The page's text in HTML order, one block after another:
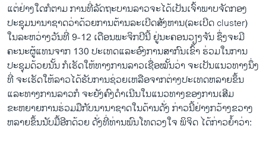
ແຕ່​ຢ່າງ​ໃດ​ກໍ​ຕາມ ການ​ທີ່​ລັດ​ຖະບານ​ລາວ​ຈະ​ໄດ້​ເປັນ​ເຈົ້າພາບ​ຈັດ​ກອງ​
ປະຊຸມ​ນານາ​ຊາດ​ວ່າ​ດ້ວຍ​ການ​ຕ້ານລະ​ເບີດ​ສັງຫານ​(ລະເບີດ cluster)
ໃນ​ລະຫວ່າງ​ວັນ​ທີ່ 9-12 ​ເດືອນ​ພະຈິກ​ປີ​ນີ້ ​ຢູ່​ນະຄອນ​ວຽງ​ຈັນ ຊຶ່ງ​ຈະ​ມີ​
ຄະນະ​ຜູ້ແທນ​ຈາກ 130 ປະ​ເທດ​ແລະ​ອົງການ​ສາກົນ​ເຂົ້າ ຮ່ວມ​ໃນ​ການ​
ປະຊຸມ​ດ້ວຍ​ນັ້ນ ກໍ​ເຮັດ​ໃຫ້​ທາງ​ການ​ລາວ​ເຊື່ອ​ໝັ້ນ​ວ່າ​ ຈະ​ເປັນ​ແນວທາງ​ນຶ່ງ
ທີ່​ ຈະ​ເຮັດ​ໃຫ້​ລາວ​ໄດ້​ຮັບ​ການ​ຊ່ວຍ​ເຫລືອ​ຈາກ​ຕ່າງປະ​ເທດ​ຫລາຍ​ຂຶ້ນ​
ແລະ​ທາງ​ການ​ລາວ​ກໍ ​ຈະຍັງຄົງ​ດໍາ​ເນີນ​ໃນ​ແນວທາງ​ຂອງ​ການ​ເສີມ​
ຂະຫຍາຍ​ການ​ຮ່ວມ​ມື​ກັບ​ນານາ​ຊາດ​ໃນ​ດ້ານ​ດັ່ງ ກ່າວ​ນີ້​ຢ່າງ​ກວ້າງຂວາງ
ຫລາຍຂຶ້ນນັບ​ມື້​ອີກ​ດ້ວຍ ດັ່ງ​ທີ່​ທ່ານ​ພົນ​ໂທດວງໃຈ ພິຈິດ ​ໄດ້​ກ່າວ​ຍໍ້າວ່າ: